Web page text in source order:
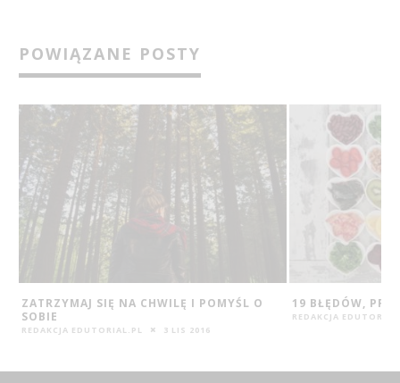
POWIĄZANE POSTY
ZATRZYMAJ SIĘ NA CHWILĘ I POMYŚL O
SOBIE
REDAKCJA EDUTORIAL.PL 3 LIS 2016
19 BŁĘDÓW,
REDAKCJA